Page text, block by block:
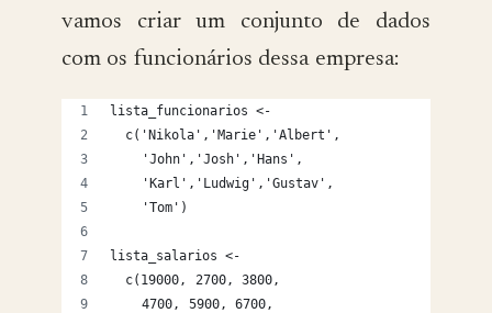
vamos criar um conjunto de dados
com os funcionários dessa empresa:
lista_funcionarios <-
  c('Nikola','Marie','Albert',
    'John','Josh','Hans',
    'Karl','Ludwig','Gustav',
    'Tom')
lista_salarios <-
  c(19000, 2700, 3800,
    4700, 5900, 6700,